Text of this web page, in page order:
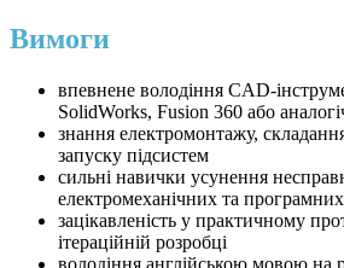
Вимоги
впевнене володіння CAD-
SolidWorks, Fusion 360 або
знання електромонтажу,
запуску підсистем
сильні навички усунення
електромеханічних та
зацікавленість у практичному
ітераційній розробці